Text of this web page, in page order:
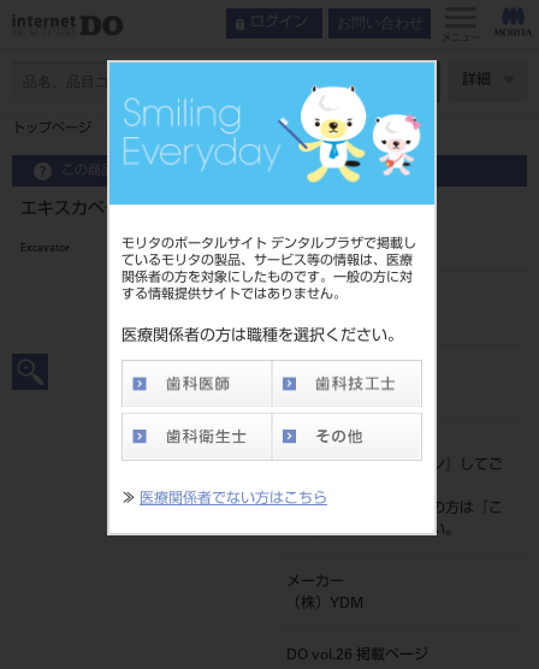
モリタのポータルサイト デンタルプラザで掲載し
ているモリタの製品、サービス等の情報は、医療
関係者の方を対象にしたものです。一般の方に対
する情報提供サイトではありません。
医療関係者の方は職種を選択ください。
≫ 医療関係者でない方はこちら
ログイン お問い合わせ
メニュー
詳細
トップページ エキスカベーター 丸柄 ＃1
この商品に関するお問い合わせ
エキスカベーター 丸柄 ＃1
Excavator
品目コード
4963931015115
標準価格
価格の確認は『ログイン
』してご
ネット会員登録がまだの方は『
こ
ちら』より登録ください。
メーカー
（株）YDM
DO vol.26 掲載ページ